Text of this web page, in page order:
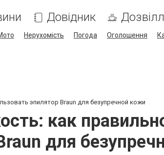
Довідник
Нерухомість Погода Оголошення
эпилятор Braun для безупречной кожи
как
для